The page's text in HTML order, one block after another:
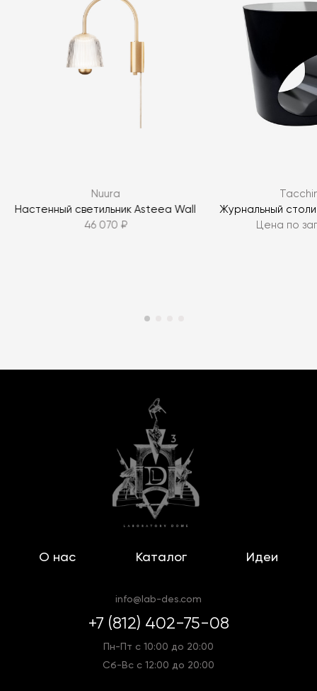
Nuura
Настенный светильник Asteea Wall
46 070 ₽
Журнальный
Цена по
О нас Каталог Идеи
info@lab-des.com
+7 (812) 402-75-08
Пн-Пт с 10:00 до 20:00
Сб-Вс с 12:00 до 20:00